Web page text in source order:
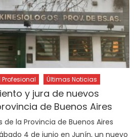
Últimas Noticias
y jura de nuevos
de Buenos Aires
de la Provincia de Buenos Aires
4 de junio en Junín, un nuevo